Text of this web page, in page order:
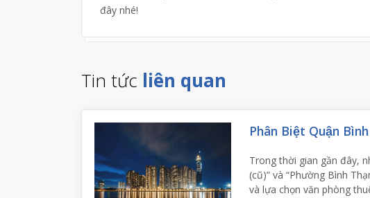
đây nhé!
Tin tức liên quan
Phân Biệt Quận
Trong thời gian gần đây,
(cũ)” và “Phường Bình
và lựa chọn văn phòng